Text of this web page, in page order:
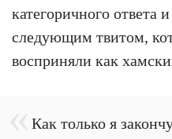
категоричного ответа
следующим твитом,
восприняли как
Как только я